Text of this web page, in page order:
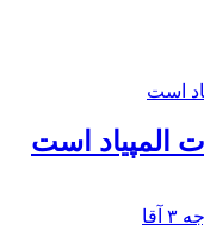
المپیاد است